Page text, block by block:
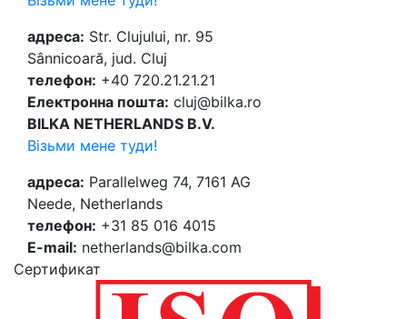
адреса: Str. Clujului, nr. 95
Sânnicoară, jud. Cluj
телефон: +40 720.21.21.21
Електронна пошта: cluj@bilka.ro
BILKA NETHERLANDS B.V.
Візьми мене туди!
адреса: Parallelweg 74, 7161 AG
Neede, Netherlands
телефон: +31 85 016 4015
E-mail: netherlands@bilka.com
Cертификат